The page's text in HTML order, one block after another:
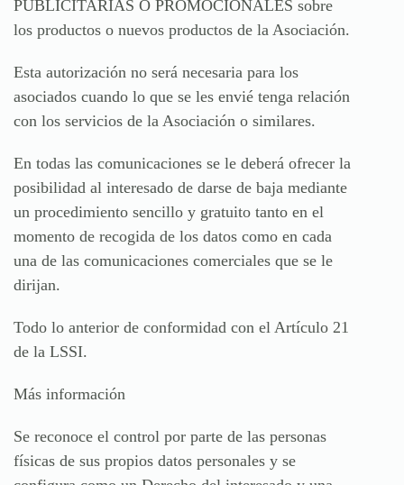
PUBLICITARIAS O PROMOCIONALES sobre
los productos o nuevos productos de la Asociación.
Esta autorización no será necesaria para los
asociados cuando lo que se les envié tenga relación
con los servicios de la Asociación o similares.
En todas las comunicaciones se le deberá ofrecer la
posibilidad al interesado de darse de baja mediante
un procedimiento sencillo y gratuito tanto en el
momento de recogida de los datos como en cada
una de las comunicaciones comerciales que se le
dirijan.
Todo lo anterior de conformidad con el Artículo 21
de la LSSI.
Más información
Se reconoce el control por parte de las personas
físicas de sus propios datos personales y se